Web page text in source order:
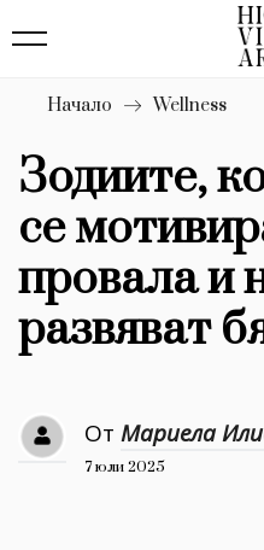
Бизнес
Мода
Dialogue
Изкуство
4339
Красота
777
Дизайн
1272
Начало Wellness
Зодиите,
се
провала и
развяват
От Мариела
7 юли 2025